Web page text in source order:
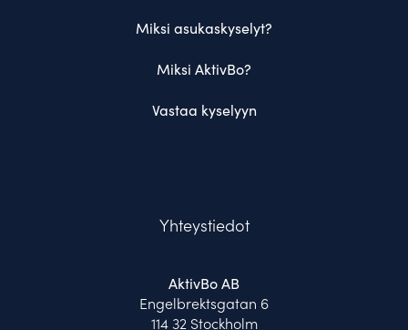
Miksi asukaskyselyt?
Miksi AktivBo?
Vastaa kyselyyn
Yhteystiedot
AktivBo AB
Engelbrektsgatan 6
114 32 Stockholm